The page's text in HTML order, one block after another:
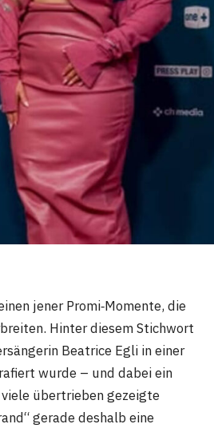
jener Promi‑Momente, die
Hinter diesem Stichwort
Beatrice Egli in einer
wurde – und dabei ein
übertrieben gezeigte
gerade deshalb eine